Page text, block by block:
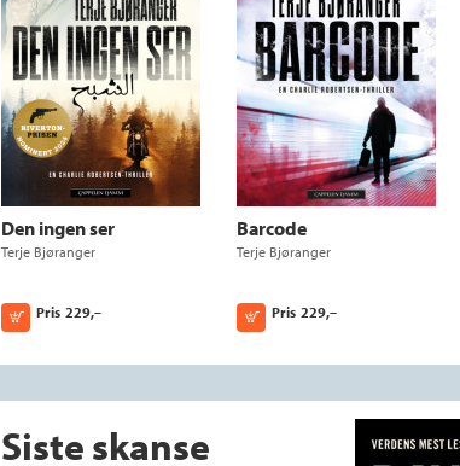
Den ingen ser
Terje Bjøranger
Pris 229,–
Kjøp
Barcode
Terje Bjøranger
Pris 229,–
Kjøp
Siste skanse